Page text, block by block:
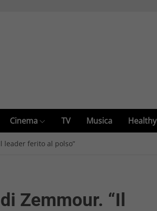
Cinema TV Musica
leader ferito al polso”
Zemmour. “Il